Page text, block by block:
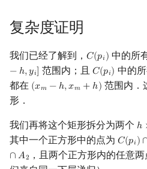
复杂度证明
我们已经了解到， 𝐶(𝑝𝑖)
C(pi) 中的所
− ℎ,𝑦𝑖] 范围内；且 𝐶(𝑝𝑖)
C(pi) 中的
都在 (𝑥𝑚 − ℎ,𝑥𝑚 + ℎ)
(xm −h ,xm+h ) 范围内．
形．
我们再将这个矩形拆分为两个 ℎ
h ×
其中一个正方形中的点为 𝐶(𝑝𝑖)
C(pi)∩
∩𝐴2 ，且两个正方形内的任意